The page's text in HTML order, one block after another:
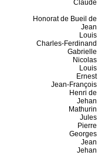
Claude
Honorat de Bueil de
Jean
Louis
Charles-Ferdinand
Gabrielle
Nicolas
Louis
Ernest
Jean-François
Henri de
Jehan
Mathurin
Jules
Pierre
Georges
Jean
Jehan